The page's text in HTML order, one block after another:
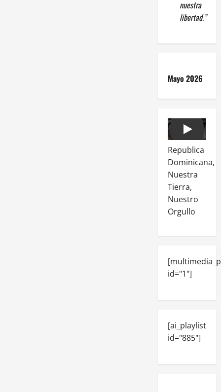
nuestra
libertad.”
Mayo 2026
Play
Republica
Dominicana,
Nuestra
Tierra,
Nuestro
Orgullo
id="1"]
[ai_playlist
id="885"]